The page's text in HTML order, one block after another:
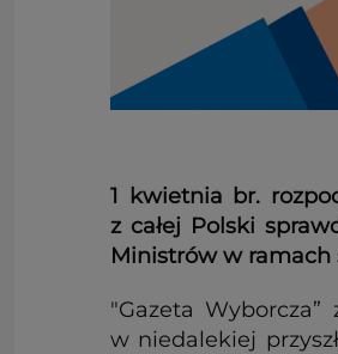
1 kwietnia br.
z całej Polski
Ministrów w ramach
"Gazeta
w niedalekiej